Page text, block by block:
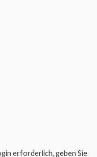
erforderlich, geben Sie